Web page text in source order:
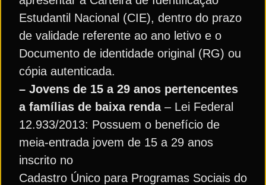
Estudantil Nacional (CIE), dentro do prazo
de validade referente ao ano letivo e o
Documento de identidade original (RG) ou
cópia autenticada.
– Jovens de 15 a 29 anos pertencentes
a famílias de baixa renda– Lei Federal
12.933/2013: Possuem o benefício de
meia-entrada jovem de 15 a 29 anos
inscrito no
Cadastro Único para Programas Sociais do